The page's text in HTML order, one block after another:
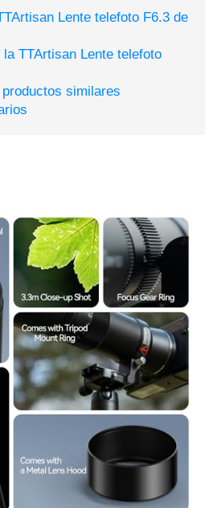
Lente telefoto F6.3 de
TTArtisan Lente telefoto
similares